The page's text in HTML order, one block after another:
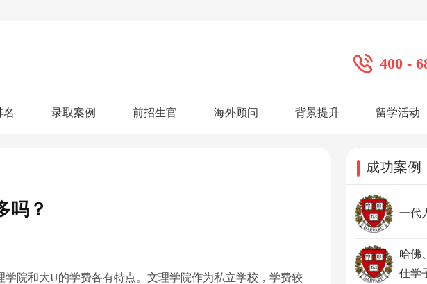
400 -
方案
计划
名 录取案例 前招生官 海外顾问 背景提升 留学活动
学子心声： 感谢视频
品牌介绍： 关
吗？
院和大U的学费各有特点。文理学院作为私立学校，学费较
成功案例
一代
哈佛
仕学